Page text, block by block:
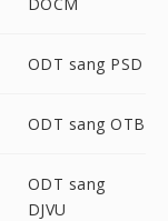
ODT sang PSD
ODT sang OTB
ODT sang
DJVU